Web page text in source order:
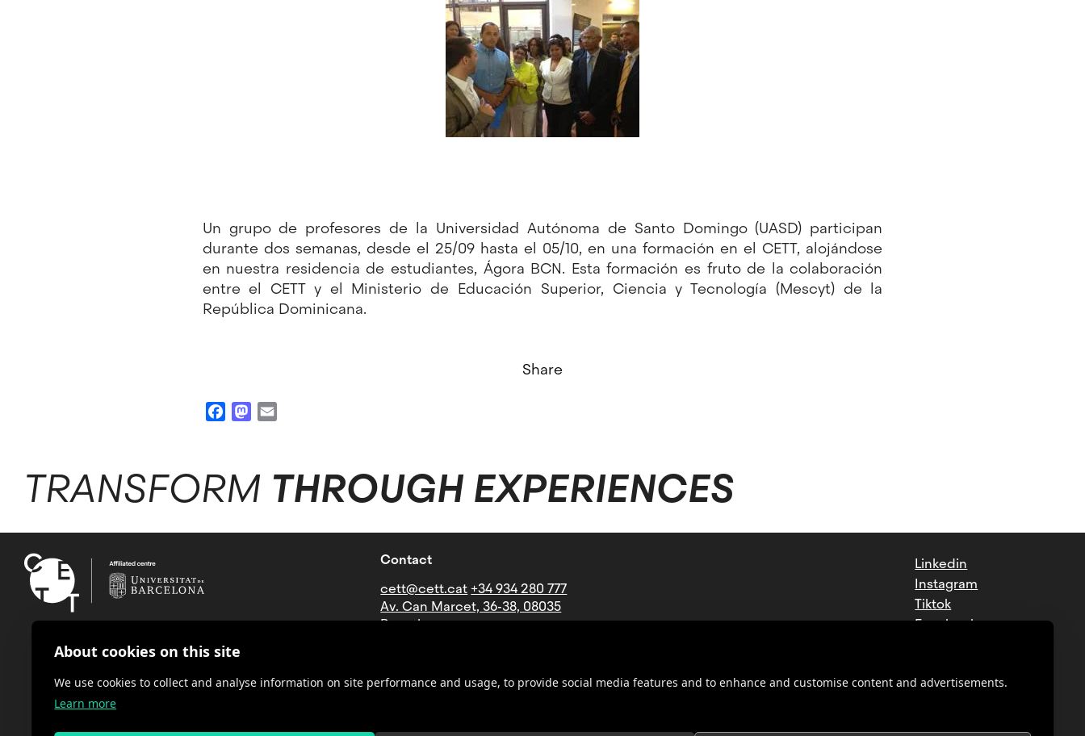
Un grupo de profesores de la Universidad Autónoma de Santo Domingo (UASD) participan
durante dos semanas, desde el 25/09 hasta el 05/10, en una formación en el CETT, alojándose
en nuestra residencia de estudiantes, Ágora BCN. Esta formación es fruto de la colaboración
entre el CETT y el Ministerio de Educación Superior, Ciencia y Tecnología (Mescyt) de la
República Dominicana.
Share
FacebookMastodon
TRANSFORM THROUGH EXPERIENCES
Contact
cett@cett.cat +34 934 280 777
Av. Can Marcet, 36-38, 08035
Barcelona
Underground: Stop Mundet
Linkedin
Instagram
Tiktok
Facebook
About cookies on this site
We use cookies to collect and analyse information on site performance and usage, to provide social media features and to enhance and customise content and advertisements.
Learn more